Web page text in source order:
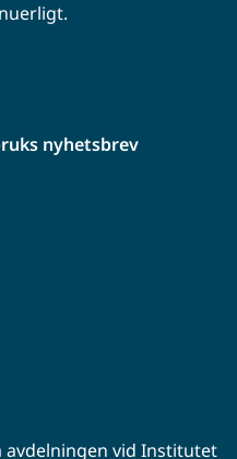
nyhetsbrev
avdelningen vid Institutet